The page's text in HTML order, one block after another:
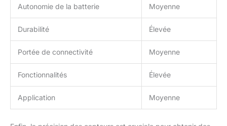
Autonomie de la batterie Moyenne
Durabilité Élevée
Portée de connectivité Moyenne
Fonctionnalités Élevée
Application Moyenne